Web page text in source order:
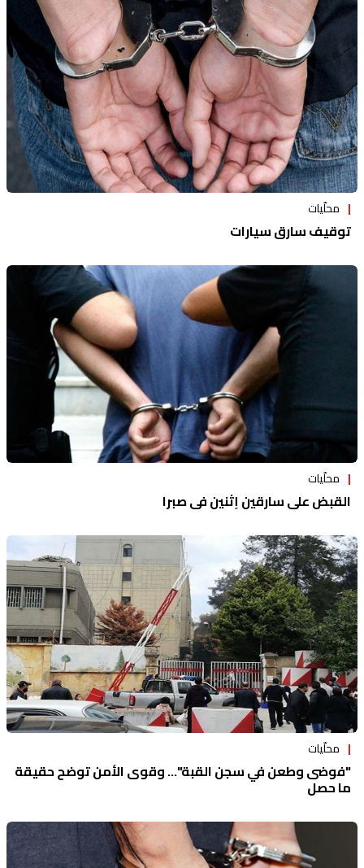
محلّيات
توقيف سارق سيارات
محلّيات
القبض على سارقين إثنين في صبرا
محلّيات
"فوضى وطعن في سجن القبة"... وقوى الأمن توضح حقيقة
ما حصل